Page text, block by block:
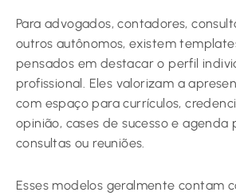
Para advogados, contadores,
outros autônomos, existem
pensados em destacar o perfil
profissional. Eles valorizam a
com espaço para currículos,
opinião, cases de sucesso e agenda
consultas ou reuniões.
Esses modelos geralmente contam